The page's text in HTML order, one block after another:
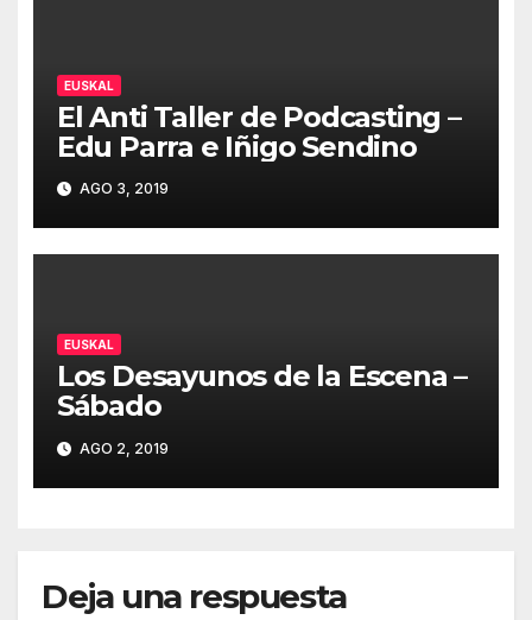
EUSKAL
El Anti Taller de Podcasting –
Edu Parra e Iñigo Sendino
AGO 3, 2019
EUSKAL
Los Desayunos de la Escena –
Sábado
AGO 2, 2019
Deja una respuesta